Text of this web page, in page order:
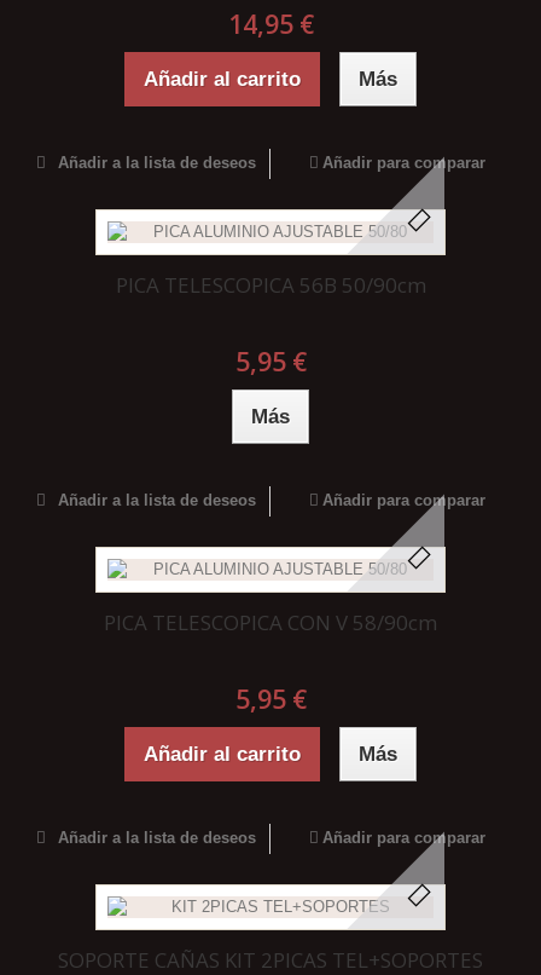
14,95 €
Añadir al carrito Más
Añadir a la lista de deseos Añadir para comparar
PICA TELESCOPICA 56B 50/90cm
5,95 €
Más
Añadir a la lista de deseos Añadir para comparar
PICA TELESCOPICA CON V 58/90cm
5,95 €
Añadir al carrito Más
Añadir a la lista de deseos Añadir para comparar
SOPORTE CAÑAS KIT 2PICAS TEL+SOPORTES